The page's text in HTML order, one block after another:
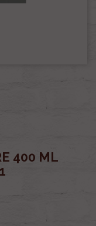
400 ML